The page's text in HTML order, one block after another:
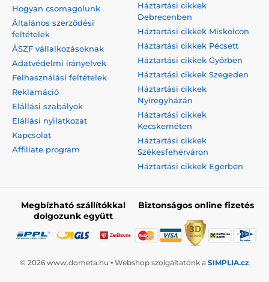
Hogyan csomagolunk
Általános szerződési
feltételek
ÁSZF vállalkozásoknak
Adatvédelmi irányelvek
Felhasználási feltételek
Reklamáció
Elállási szabályok
Elállási nyilatkozat
Kapcsolat
Affiliate program
Háztartási cikkek
Debrecenben
Háztartási cikkek Miskolcon
Háztartási cikkek Pécsett
Háztartási cikkek Győrben
Háztartási cikkek Szegeden
Háztartási cikkek
Nyíregyházán
Háztartási cikkek
Kecskeméten
Háztartási cikkek
Székesfehérváron
Háztartási cikkek Egerben
Megbízható szállítókkal
dolgozunk együtt
Biztonságos online fizetés
© 2026 www.dometa.hu ⦁ Webshop szolgáltatónk a SIMPLIA.cz